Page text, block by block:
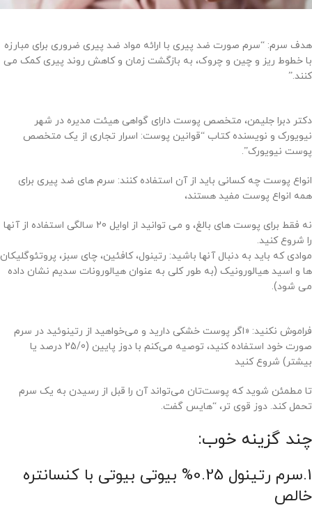
هدف سرم: “سرم صورت ضد پیری با ارائه مواد ضد پیری ضروری برای مبارزه
با خطوط ریز و چین و چروک، به بازگشت زمان و کاهش روند پیری کمک می
کنند.”
دکتر دبرا جلیمن، متخصص پوست دارای گواهی هیئت مدیره در شهر
نیویورک و نویسنده کتاب “قوانین پوست: اسرار تجاری از یک متخصص
پوست نیویورک”.
انواع پوست چه کسانی باید از آن استفاده کنند: سرم های ضد پیری برای
همه انواع پوست مفید هستند،
نه فقط برای پوست های بالغ، و می توانید از اوایل 20 سالگی استفاده از آنها
را شروع کنید.
موادی که باید به دنبال آنها باشید: رتینول، کافئین، چای سبز، پروتئوگلیکان
ها و اسید هیالورونیک (به طور کلی به عنوان هیالورونات سدیم نشان داده
می شود).
فراموش نکنید: «اگر پوست خشکی دارید و می‌خواهید از رتینوئید در سرم
صورت خود استفاده کنید، توصیه می‌کنم با دوز پایین (25/0 درصد یا
بیشتر) شروع کنید
تا مطمئن شوید که پوست‌تان می‌تواند آن را قبل از رسیدن به یک سرم
تحمل کند. دوز قوی تر، “هایس گفت.
چند گزینه خوب:
1.سرم رتینول 0.25% بیوتی بیوتی با کنسانتره
خالص